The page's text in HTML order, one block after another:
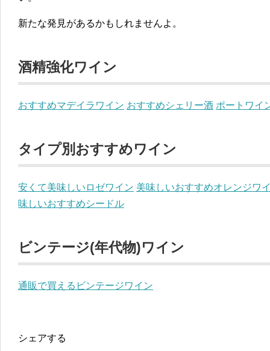
新たな発見があるかもしれませんよ。
酒精強化ワイン
おすすめマデイラワイン おすすめシェリー酒 ポートワイ
タイプ別おすすめワイン
安くて美味しいロゼワイン 美味しいおすすめオレンジワ
味しいおすすめシードル
ビンテージ(年代物)ワイン
通販で買えるビンテージワイン
シェアする